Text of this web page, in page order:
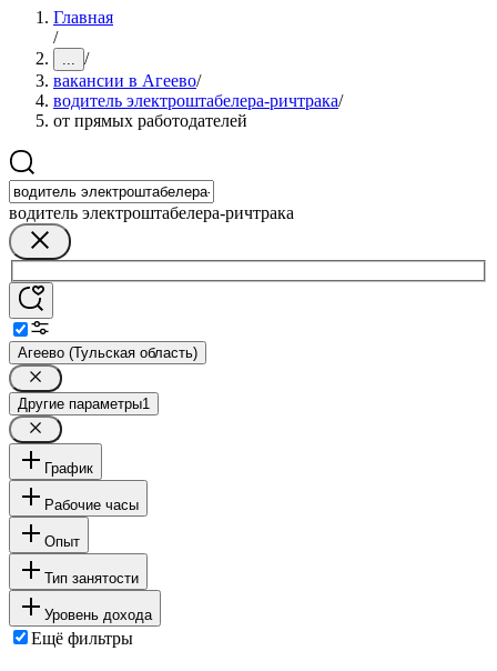
Главная
/
... /
вакансии в Агеево/
водитель электроштабелера-ричтрака/
от прямых работодателей
водитель электроштабелера-ричтрака
Агеево (Тульская область)
Другие параметры1
График
Рабочие часы
Опыт
Тип занятости
Уровень дохода
Ещё фильтры